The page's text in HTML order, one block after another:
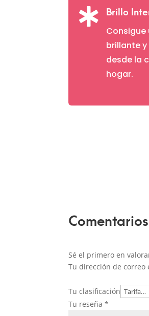
 Brillo
brillante
desde la
hogar.
Comentarios
Sé el primero en
Tu dirección de correo
Tu clasificación
Tu reseña*